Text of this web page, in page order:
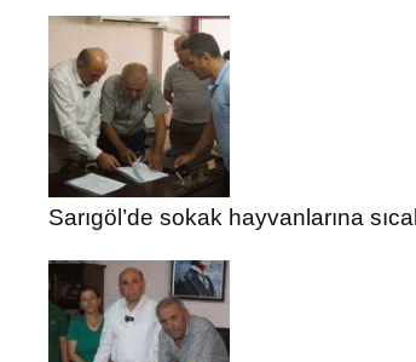
Sarıgöl’de sokak hayvanlarına